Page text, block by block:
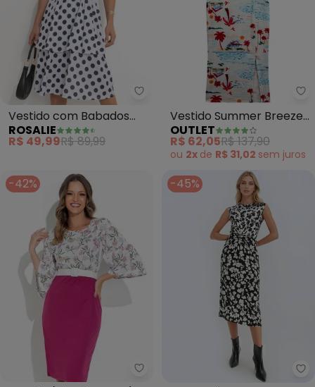
Rosalie - Vestido com
Vestido com Babados
(Poá Branco)
ROSALIE
R$ 49,99R$ 89,99
Vestido Summer Breeze
Adulto Feminino (Branco)
OUTLET
R$ 62,05R$ 137,90
ou 2x de R$ 31,02 sem juros
-42%
Rosalie - Vestido(Floral
-45%